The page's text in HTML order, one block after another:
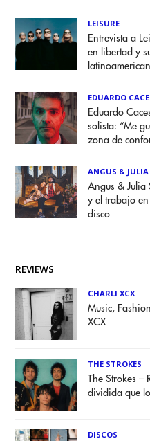
LEISURE
Entrevista a
en libertad y
EDUARDO
Eduardo
solista: “Me
zona de
ANGUS &
Angus & Julia
y el trabajo
disco
REVIEWS
CHARLI XCX
Music,
XCX
THE STROKES
The Strokes –
dividida que
DISCOS